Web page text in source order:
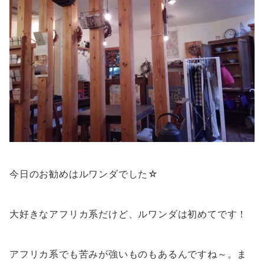
今日のお勧めはルワンダでした☆
大好きなアフリカ系だけど、ルワンダは初めてです！
アフリカ系でも苦みが強いものもあるんですね～。ま